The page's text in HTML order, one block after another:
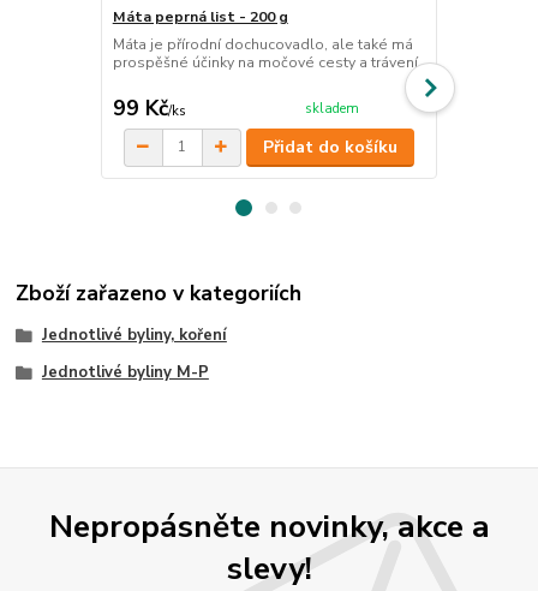
Máta peprná list - 200 g
Máta je přírodní dochucovadlo, ale také má
prospěšné účinky na močové cesty a trávení.
99 Kč/ks skladem
Přidat do košíku
59 Kč
Zboží zařazeno v kategoriích
Jednotlivé byliny, koření
Jednotlivé byliny M-P
Nepropásněte novinky, akce a
slevy!